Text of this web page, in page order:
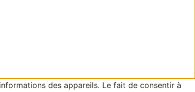
des appareils. Le fait de consentir à